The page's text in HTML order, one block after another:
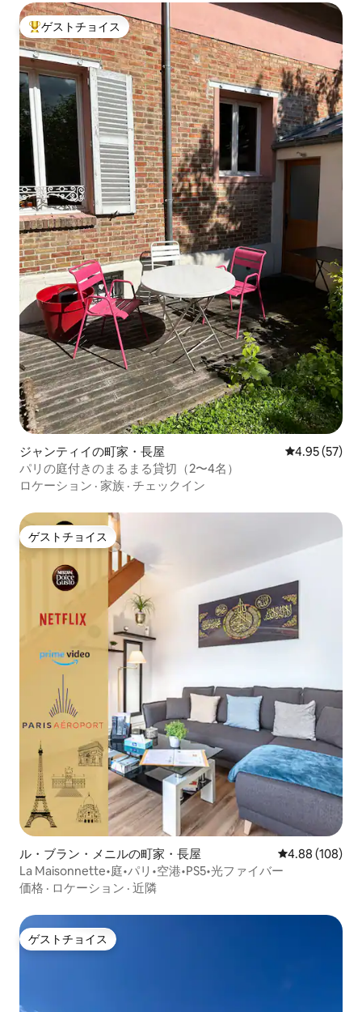
大好評のゲストチョイスです。
ゲストチョイス
ジャンティイの町家・長屋 レビュー57
4.95 (57)
パリの庭付きのまるまる貸切（2〜4名）
ロケーション · 家族 · チェックイン
ゲストチョイス
ゲストチョイス
ル・ブラン・メニルの町家・長屋 レビュー108
4.88 (108)
La Maisonnette•庭•パリ•空港•PS5•光ファイバー
価格 · ロケーション · 近隣
ゲストチョイス
ゲストチョイス